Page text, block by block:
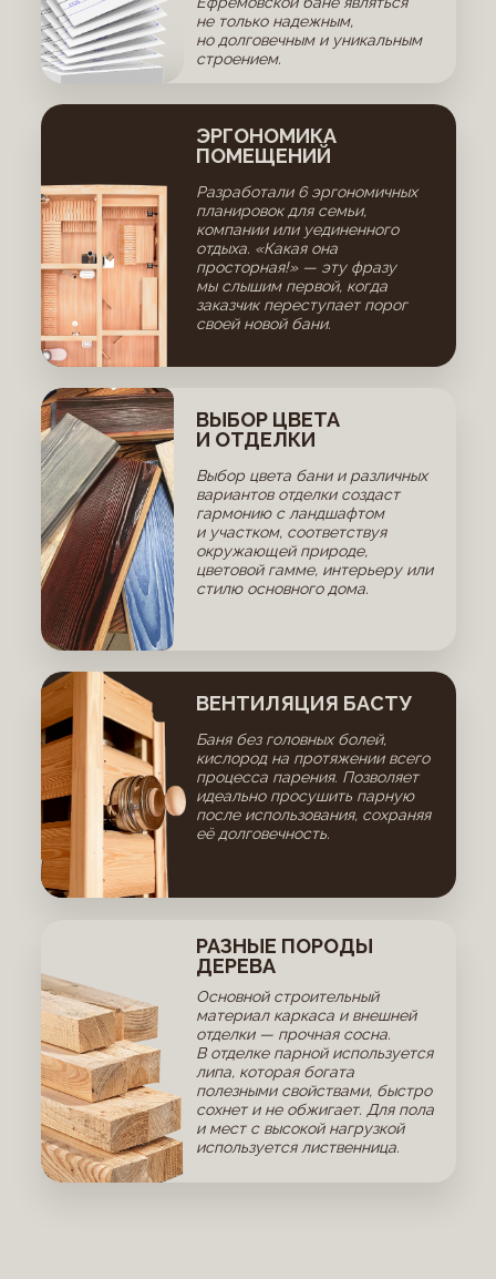
не только надежным,
но долговечным и уникальным
строением.
Разработали 6 эргономичных
планировок для семьи,
компании или уединенного
отдыха. «Какая она
просторная!» — эту фразу
мы слышим первой, когда
заказчик переступает порог
своей новой бани.
ЭРГОНОМИКА
ПОМЕЩЕНИЙ
Выбор цвета бани и различных
вариантов отделки создаст
гармонию с ландшафтом
и участком, соответствуя
окружающей природе,
цветовой гамме, интерьеру или
стилю основного дома.
ВЫБОР ЦВЕТА
И ОТДЕЛКИ
Баня без головных болей,
кислород на протяжении всего
процесса парения. Позволяет
идеально просушить парную
после использования, сохраняя
её долговечность.
ВЕНТИЛЯЦИЯ БАСТУ
Основной строительный
материал каркаса и внешней
отделки — прочная сосна.
В отделке парной используется
липа, которая богата
полезными свойствами, быстро
сохнет и не обжигает. Для пола
и мест с высокой нагрузкой
используется лиственница.
РАЗНЫЕ ПОРОДЫ
ДЕРЕВА